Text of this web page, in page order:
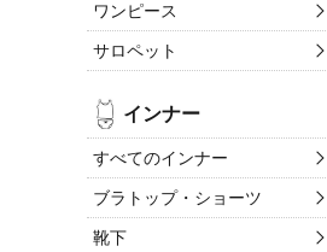
ワンピース
サロペット
インナー
すべてのインナー
ブラトップ・ショーツ
靴下